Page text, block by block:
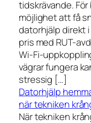
tidskrävande.
möjlighet att få
datorhjälp direkt
pris med RUT-
Wi-Fi-
vägrar fungera
stressig […]
Datorhjälp
när tekniken
När tekniken